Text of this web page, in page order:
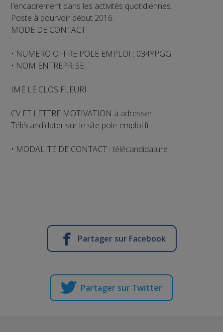
l'encadrement dans les activités quotidiennes.
Poste à pourvoir début 2016.
MODE DE CONTACT
• NUMERO OFFRE POLE EMPLOI : 034YPGG
• NOM ENTREPRISE :
IME LE CLOS FLEURI
CV ET LETTRE MOTIVATION à adresser :
Télécandidater sur le site pole-emploi.fr
• MODALITE DE CONTACT : télécandidature
Partager sur Facebook
Partager sur Twitter